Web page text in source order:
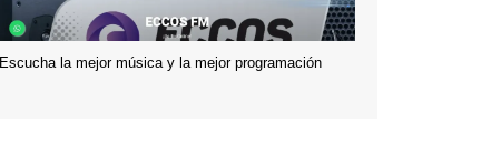
Escucha la mejor música y la mejor programación